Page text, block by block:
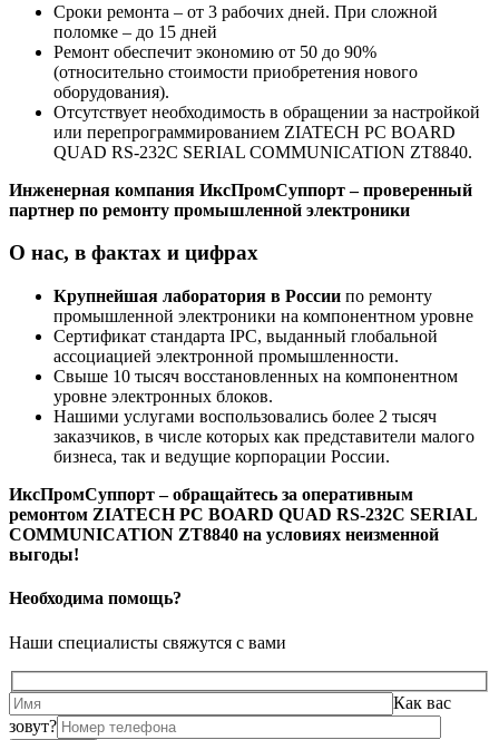
Сроки ремонта – от 3 рабочих дней. При сложной
поломке – до 15 дней
Ремонт обеспечит экономию от 50 до 90%
(относительно стоимости приобретения нового
оборудования).
Отсутствует необходимость в обращении за настройкой
или перепрограммированием ZIATECH PC BOARD
QUAD RS-232C SERIAL COMMUNICATION ZT8840.
Инженерная компания ИксПромСуппорт – проверенный
партнер по ремонту промышленной электроники
О нас, в фактах и цифрах
Крупнейшая лаборатория в России по ремонту
промышленной электроники на компонентном уровне
Сертификат стандарта IPC, выданный глобальной
ассоциацией электронной промышленности.
Свыше 10 тысяч восстановленных на компонентном
уровне электронных блоков.
Нашими услугами воспользовались более 2 тысяч
заказчиков, в числе которых как представители малого
бизнеса, так и ведущие корпорации России.
ИксПромСуппорт – обращайтесь за оперативным
ремонтом ZIATECH PC BOARD QUAD RS-232C SERIAL
COMMUNICATION ZT8840 на условиях неизменной
выгоды!
Необходима помощь?
Наши специалисты свяжутся с вами
Как вас
зовут?